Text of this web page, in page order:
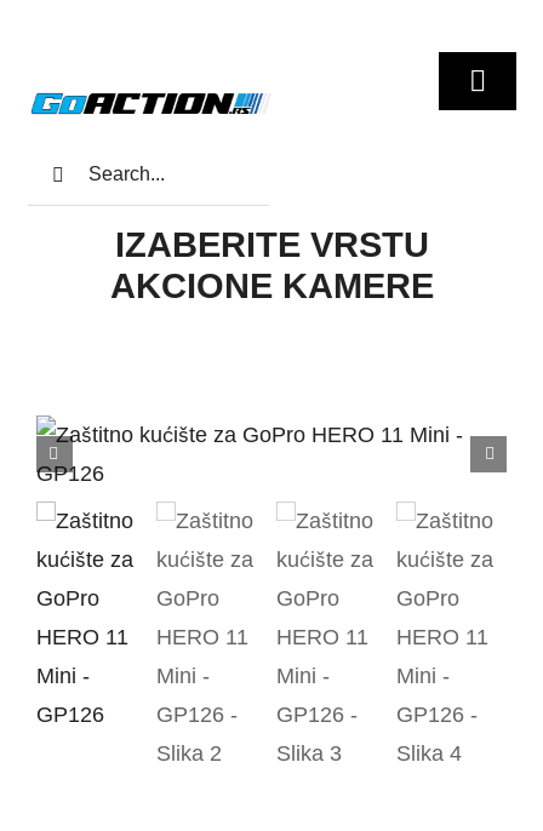
content
Home
DJI
Aktivnosti
Search
for:
IZABERITE VRSTU
AKCIONE KAMERE